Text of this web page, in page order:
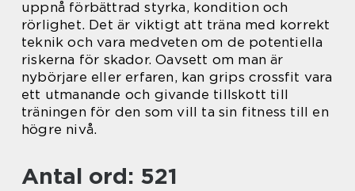
uppnå förbättrad styrka, kondition och
rörlighet. Det är viktigt att träna med korrekt
teknik och vara medveten om de potentiella
riskerna för skador. Oavsett om man är
nybörjare eller erfaren, kan grips crossfit vara
ett utmanande och givande tillskott till
träningen för den som vill ta sin fitness till en
högre nivå.
Antal ord: 521